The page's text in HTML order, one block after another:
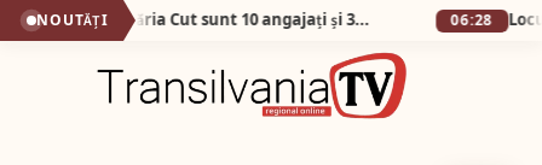
NOUTĂȚI No, așa da! La Primăria Cut sunt 10 angajați și 38 de abonamente la telefon! 06:28